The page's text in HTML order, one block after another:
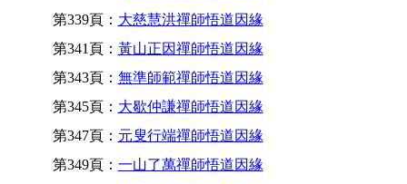
第339頁： 大慈慧洪禪師悟道因緣
第341頁： 黃山正因禪師悟道因緣
第343頁： 無準師範禪師悟道因緣
第345頁： 大歇仲謙禪師悟道因緣
第347頁： 元叟行端禪師悟道因緣
第349頁： 一山了萬禪師悟道因緣